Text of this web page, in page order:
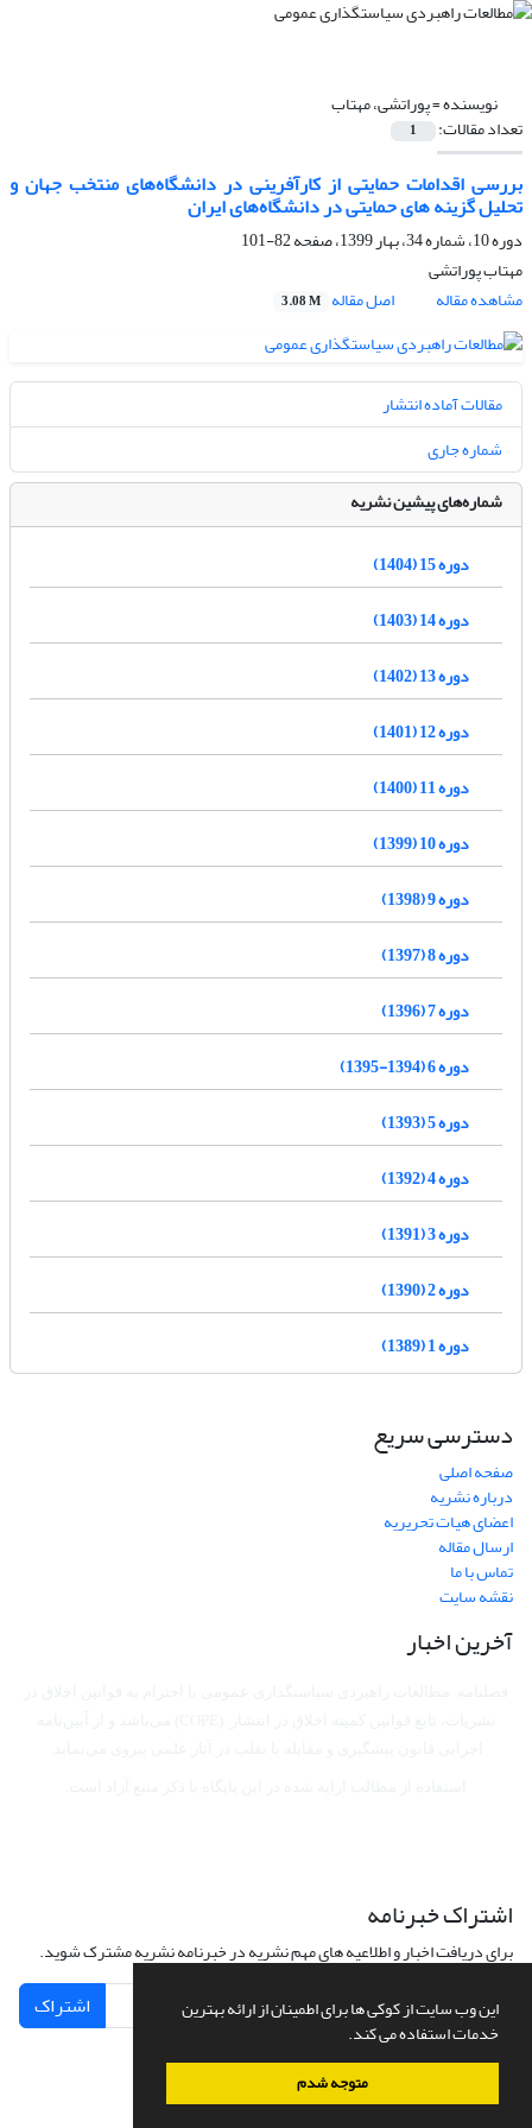
این وب سایت از کوکی ها برای اطمینان از ارائه بهترین
خدمات استفاده می کند.
متوجه شدم
نویسنده =پوراتشی، مهتاب
تعداد مقالات: 1
بررسی اقدامات حمایتی از کارآفرینی در دانشگاه‌های منتخب جهان و
تحلیل گزینه های حمایتی در دانشگاه‌های ایران
دوره 10، شماره 34، بهار 1399، صفحه
82-101
مهتاب پوراتشی
مشاهده مقاله
اصل مقاله 3.08 M
مقالات آماده انتشار
شماره جاری
شماره‌های پیشین نشریه
دوره 15 (1404)
دوره 14 (1403)
دوره 13 (1402)
دوره 12 (1401)
دوره 11 (1400)
دوره 10 (1399)
دوره 9 (1398)
دوره 8 (1397)
دوره 7 (1396)
دوره 6 (1394-1395)
دوره 5 (1393)
دوره 4 (1392)
دوره 3 (1391)
دوره 2 (1390)
دوره 1 (1389)
دسترسی سریع
صفحه اصلی
درباره نشریه
اعضای هیات تحریریه
ارسال مقاله
تماس با ما
نقشه سایت
آخرین اخبار
اشتراک خبرنامه
برای دریافت اخبار و اطلاعیه های مهم نشریه در خبرنامه نشریه مشترک شوید.
اشتراک
سامانه مدیریت نشریات علمی.طراحی و پیاده سازی ازسیناوب